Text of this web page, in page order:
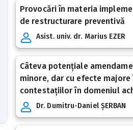
Provocări în materia
de restructurare preventivă
Asist. univ. dr. Marius EZER
Câteva potențiale
minore, dar cu efecte
contestațiilor în domeniul
Dr. Dumitru-Daniel ȘERBAN